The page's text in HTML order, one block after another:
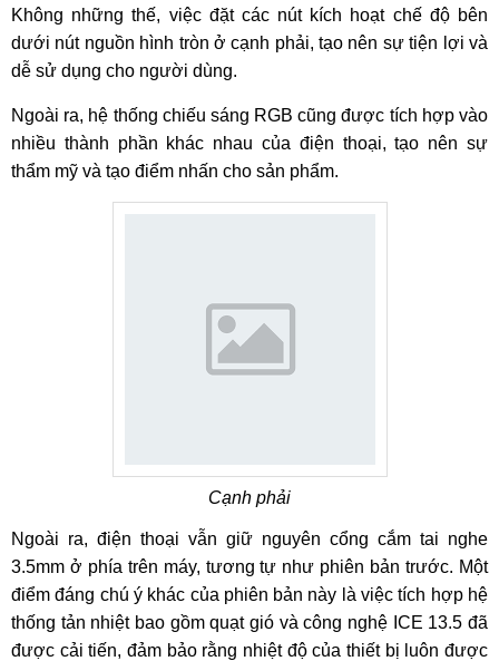
Không những thế, việc đặt các nút kích hoạt chế độ bên
dưới nút nguồn hình tròn ở cạnh phải, tạo nên sự tiện lợi và
dễ sử dụng cho người dùng.
Ngoài ra, hệ thống chiếu sáng RGB cũng được tích hợp vào
nhiều thành phần khác nhau của điện thoại, tạo nên sự
thẩm mỹ và tạo điểm nhấn cho sản phẩm.
Cạnh phải
Ngoài ra, điện thoại vẫn giữ nguyên cổng cắm tai nghe
3.5mm ở phía trên máy, tương tự như phiên bản trước. Một
điểm đáng chú ý khác của phiên bản này là việc tích hợp hệ
thống tản nhiệt bao gồm quạt gió và công nghệ ICE 13.5 đã
được cải tiến, đảm bảo rằng nhiệt độ của thiết bị luôn được